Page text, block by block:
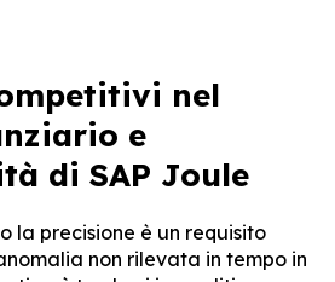
nel
e
di SAP Joule
la precisione è un requisito
non rilevata in tempo in